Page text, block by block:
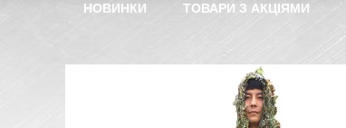
НОВИНКИ ТОВАРИ З АКЦІЯМИ